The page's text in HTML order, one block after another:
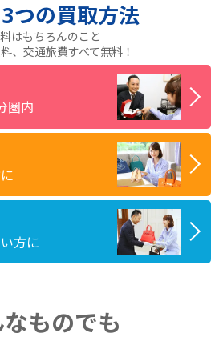
3つの買取方法
はもちろんのこと
、交通旅費すべて無料！
圏内
方に
ものでも